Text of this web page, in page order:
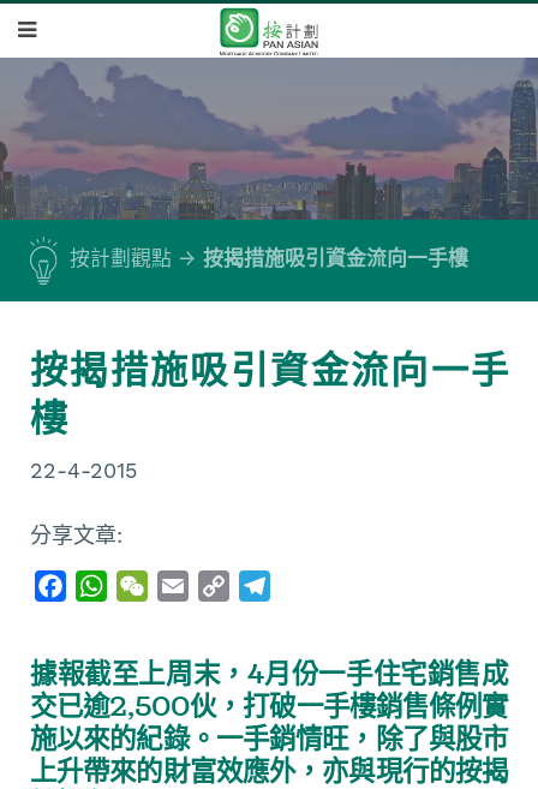
按計劃觀點 按揭措施吸引資金流向一手樓
按揭措施吸引資金流向一手
樓
22-4-2015
分享文章:
e
b
o
o
W
t
s
A
p
W
h
a
t
i
l
y
L
i
n
e
g
r
a
據報截至上周末，4月份一手住宅銷售成
交已逾2,500伙，打破一手樓銷售條例實
施以來的紀錄。一手銷情旺，除了與股市
上升帶來的財富效應外，亦與現行的按揭